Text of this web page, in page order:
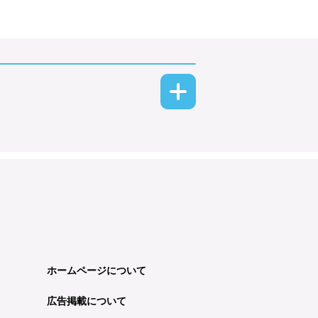
ホームページについて
広告掲載について